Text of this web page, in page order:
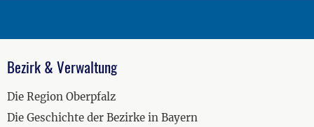
Bezirk & Verwaltung
Die Region Oberpfalz
Die Geschichte der Bezirke in Bayern